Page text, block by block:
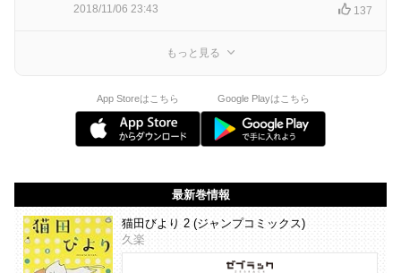
2018/11/06 23:43 137
もっと見る
App Storeはこちら Google Playはこちら
最新巻情報
猫田びより 2 (ジャンプコミックス)
久楽